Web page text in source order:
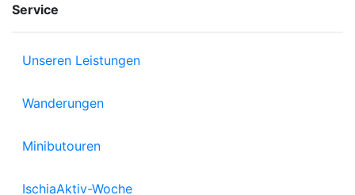
Service
Unseren Leistungen
Wanderungen
Minibutouren
IschiaAktiv-Woche